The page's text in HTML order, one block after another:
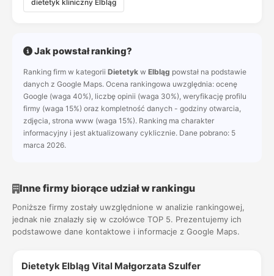
dietetyk kliniczny Elbląg
Jak powstał ranking?
Ranking firm w kategorii Dietetyk w Elbląg powstał na podstawie
danych z Google Maps. Ocena rankingowa uwzględnia: ocenę
Google (waga 40%), liczbę opinii (waga 30%), weryfikację profilu
firmy (waga 15%) oraz kompletność danych - godziny otwarcia,
zdjęcia, strona www (waga 15%). Ranking ma charakter
informacyjny i jest aktualizowany cyklicznie. Dane pobrano: 5
marca 2026.
Inne firmy biorące udział w rankingu
Poniższe firmy zostały uwzględnione w analizie rankingowej,
jednak nie znalazły się w czołówce TOP 5. Prezentujemy ich
podstawowe dane kontaktowe i informacje z Google Maps.
Dietetyk Elbląg Vital Małgorzata Szulfer